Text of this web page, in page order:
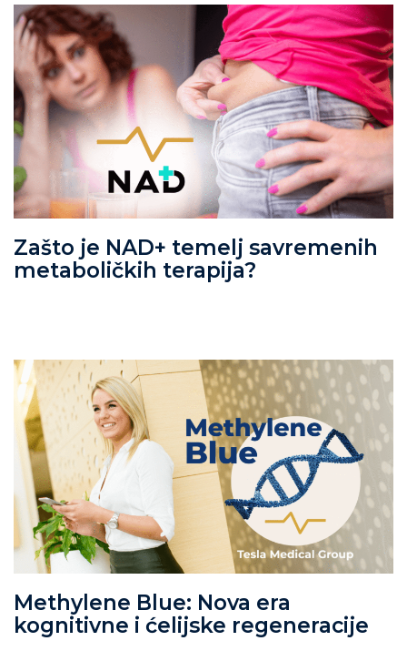
Zašto je NAD+ temelj savremenih
metaboličkih terapija?
Methylene Blue: Nova era
kognitivne i ćelijske regeneracije